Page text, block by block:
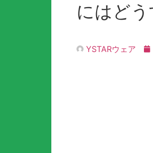
にはど
YSTARウェア